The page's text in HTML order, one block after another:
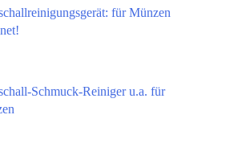
für Münzen
Schmuck-Reiniger u.a. für